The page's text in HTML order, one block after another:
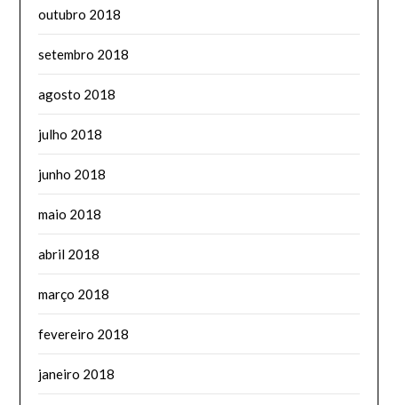
outubro 2018
setembro 2018
agosto 2018
julho 2018
junho 2018
maio 2018
abril 2018
março 2018
fevereiro 2018
janeiro 2018